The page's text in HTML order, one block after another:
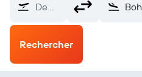
De…
Rechercher